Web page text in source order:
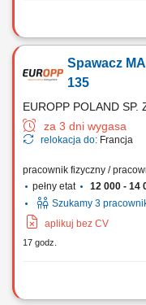
Zakres obowiązków:
Workowanie nawozów.
Spawacz
135
EUROPP POLAND SP.
za 3 dni wygasa
relokacja do: Francja
pracownik fizyczny /
pełny etat
12 000 - 14
Szukamy 3
aplikuj bez CV
17 godz.
Zakres obowiązków: